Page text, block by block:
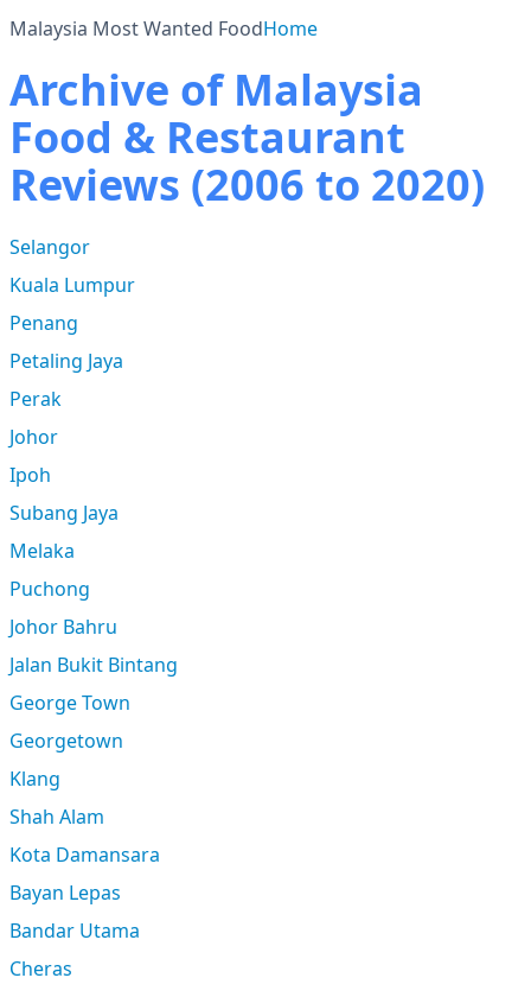
Malaysia Most Wanted FoodHome
Archive of Malaysia
Food & Restaurant
Reviews (2006 to 2020)
Selangor
Kuala Lumpur
Penang
Petaling Jaya
Perak
Johor
Ipoh
Subang Jaya
Melaka
Puchong
Johor Bahru
Jalan Bukit Bintang
George Town
Georgetown
Klang
Shah Alam
Kota Damansara
Bayan Lepas
Bandar Utama
Cheras